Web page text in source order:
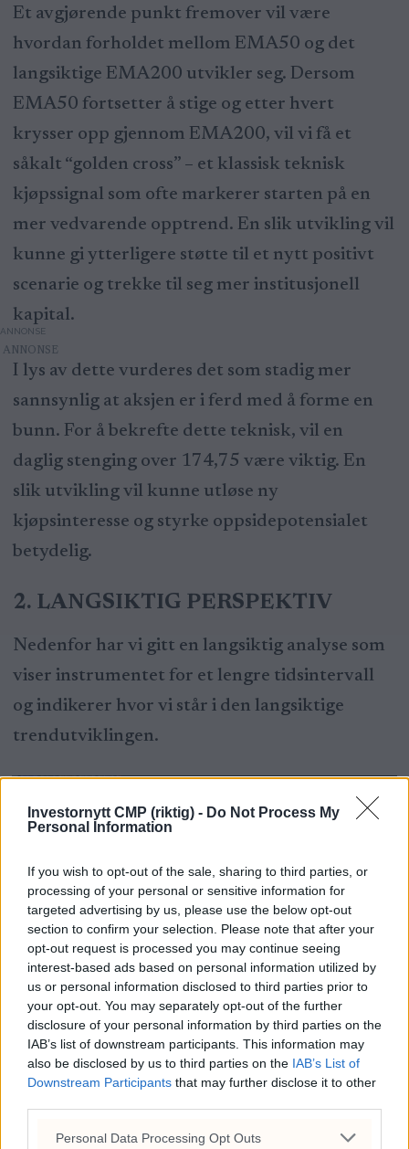
Investornytt CMP (riktig) - Do Not Process My
Personal Information
If you wish to opt-out of the sale, sharing to third parties, or
processing of your personal or sensitive information for
targeted advertising by us, please use the below opt-out
section to confirm your selection. Please note that after your
opt-out request is processed you may continue seeing
interest-based ads based on personal information utilized by
us or personal information disclosed to third parties prior to
your opt-out. You may separately opt-out of the further
disclosure of your personal information by third parties on the
IAB’s list of downstream participants. This information may
also be disclosed by us to third parties on the IAB’s List of
Downstream Participants that may further disclose it to other
Personal Data Processing Opt Outs
Et avgjørende punkt fremover vil være
hvordan forholdet mellom EMA50 og det
langsiktige EMA200 utvikler seg. Dersom
EMA50 fortsetter å stige og etter hvert
krysser opp gjennom EMA200, vil vi få et
såkalt “golden cross” – et klassisk teknisk
kjøpssignal som ofte markerer starten på en
mer vedvarende opptrend. En slik utvikling vil
kunne gi ytterligere støtte til et nytt positivt
scenarie og trekke til seg mer institusjonell
kapital.
ANNONSE
I lys av dette vurderes det som stadig mer
sannsynlig at aksjen er i ferd med å forme en
bunn. For å bekrefte dette teknisk, vil en
daglig stenging over 174,75 være viktig. En
slik utvikling vil kunne utløse ny
kjøpsinteresse og styrke oppsidepotensialet
betydelig.
2. LANGSIKTIG PERSPEKTIV
Nedenfor har vi gitt en langsiktig analyse som
viser instrumentet for et lengre tidsintervall
og indikerer hvor vi står i den langsiktige
trendutviklingen.
Når vi vurderer mulige kursnivåer på
oppsiden, peker 209-212 seg ut som neste
overordnet målsetning. Dette nivået er
definert med bakgrunn i tidligere
prisstrukturer, historiske toppformasjoner og